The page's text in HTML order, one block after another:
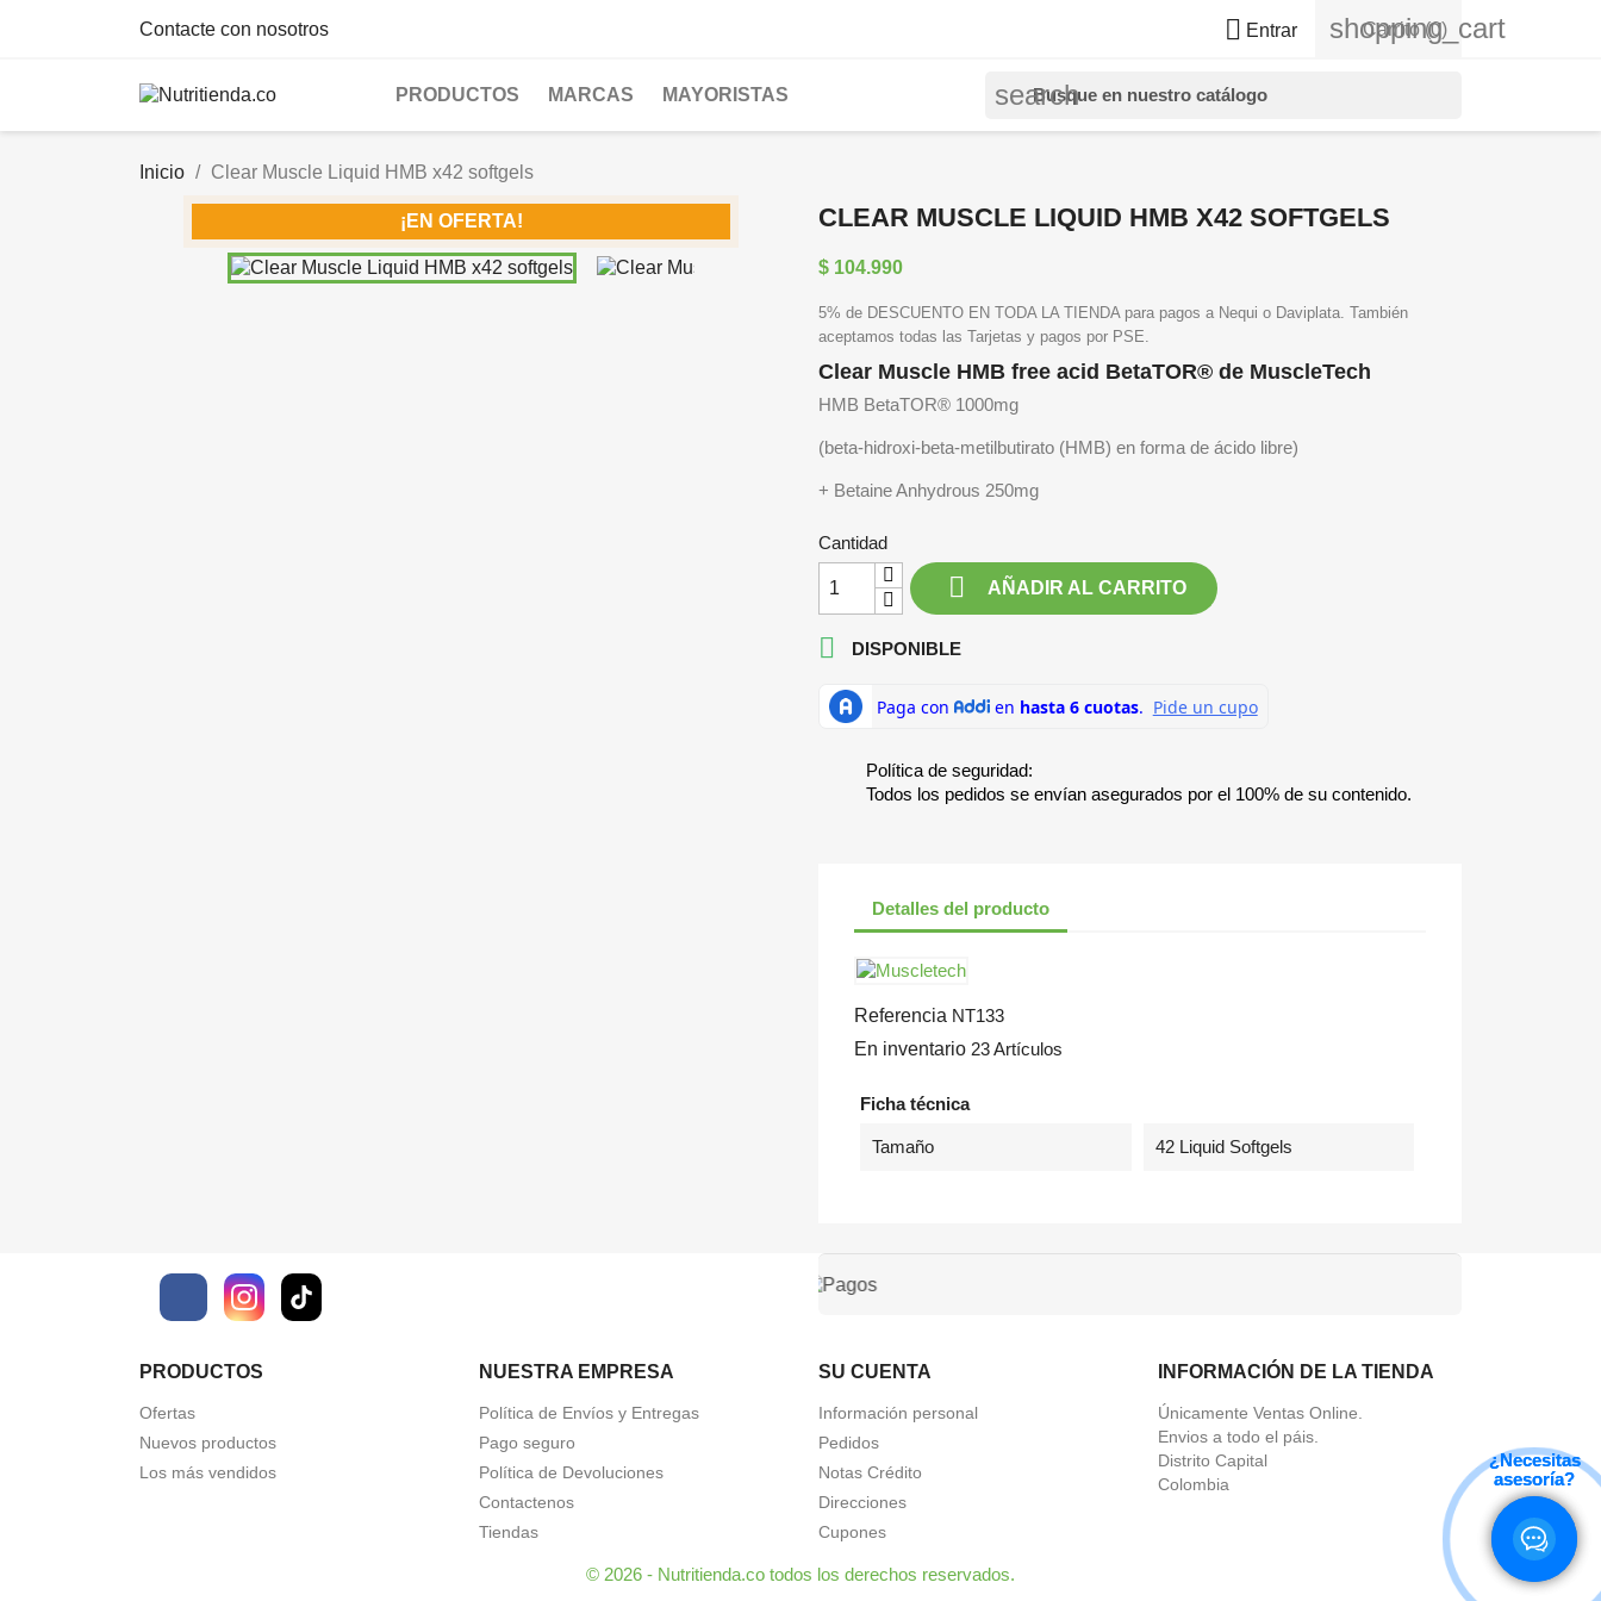
Contacte con nosotros  Entrar shopping_cart
Carrito (0)
PRODUCTOS MARCAS MAYORISTAS search
Inicio Clear Muscle Liquid HMB x42 softgels
¡EN OFERTA! CLEAR MUSCLE LIQUID HMB X42 SOFTGELS
$ 104.990
5% de DESCUENTO EN TODA LA TIENDA para pagos a Nequi o Daviplata. También
aceptamos todas las Tarjetas y pagos por PSE.
Clear Muscle HMB free acid BetaTOR® de MuscleTech
HMB BetaTOR® 1000mg
(beta-hidroxi-beta-metilbutirato (HMB) en forma de ácido libre)
+ Betaine Anhydrous 250mg
Cantidad
 AÑADIR AL CARRITO
 DISPONIBLE
Política de seguridad:
Todos los pedidos se envían asegurados por el 100% de su contenido.
Detalles del producto
Referencia NT133
En inventario 23 Artículos
Ficha técnica
Tamaño 42 Liquid Softgels
Facebook
PRODUCTOS
Ofertas
Nuevos productos
Los más vendidos
NUESTRA EMPRESA
Política de Envíos y Entregas
Pago seguro
Política de Devoluciones
Contactenos
Tiendas
SU CUENTA
Información personal
Pedidos
Notas Crédito
Direcciones
Cupones
INFORMACIÓN DE LA TIENDA
Únicamente Ventas Online.
Envios a todo el páis.
Distrito Capital
Colombia
© 2026 - Nutritienda.co todos los derechos reservados.
¿Necesitas
asesoría?
¿Necesitas
asesoría?